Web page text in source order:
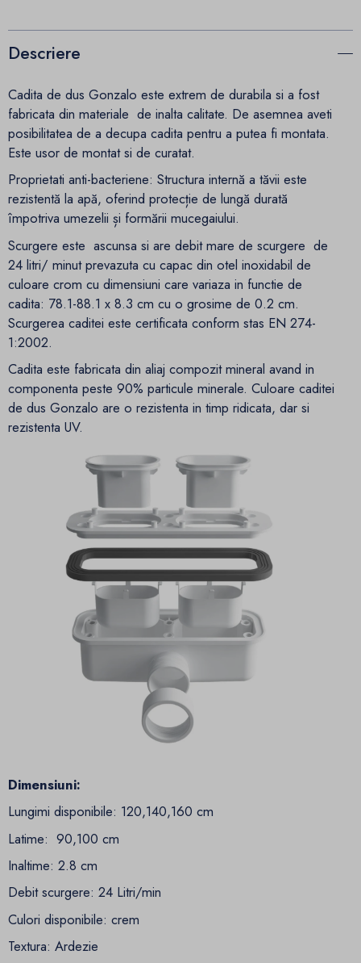
Descriere
Cadita de dus Gonzalo este extrem de durabila si a fost
fabricata din materiale de inalta calitate. De asemnea aveti
posibilitatea de a decupa cadita pentru a putea fi montata.
Este usor de montat si de curatat.
Proprietati anti-bacteriene: Structura internă a tăvii este
rezistentă la apă, oferind protecție de lungă durată
împotriva umezelii și formării mucegaiului.
Scurgere este ascunsa si are debit mare de scurgere de
24 litri/ minut prevazuta cu capac din otel inoxidabil de
culoare crom cu dimensiuni care variaza in functie de
cadita: 78.1-88.1 x 8.3 cm cu o grosime de 0.2 cm.
Scurgerea caditei este certificata conform stas EN 274-
1:2002.
Cadita este fabricata din aliaj compozit mineral avand in
componenta peste 90% particule minerale. Culoare caditei
de dus Gonzalo are o rezistenta in timp ridicata, dar si
rezistenta UV.
Dimensiuni:
Lungimi disponibile: 120,140,160 cm
Latime: 90,100 cm
Inaltime: 2.8 cm
Debit scurgere: 24 Litri/min
Culori disponibile: crem
Textura: Ardezie